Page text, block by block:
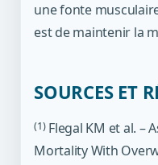
une fonte
est de maintenir la
SOURCES ET
(1)Flegal KM et al. –
Mortality With